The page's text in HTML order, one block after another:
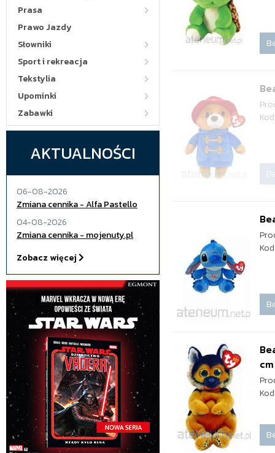
Prasa
Prawo Jazdy
Słowniki
Sport i rekreacja
Tekstylia
Upominki
Zabawki
AKTUALNOŚCI
06-08-2026
Zmiana cennika - Alfa Pastello
04-08-2026
Zmiana cennika - mojenuty.pl
Zobacz więcej
cm